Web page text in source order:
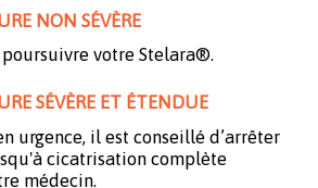
NON SÉVÈRE
votre Stelara®.
SÉVÈRE ET ÉTENDUE
urgence, il est conseillé d’arrêter
cicatrisation complète
médecin.